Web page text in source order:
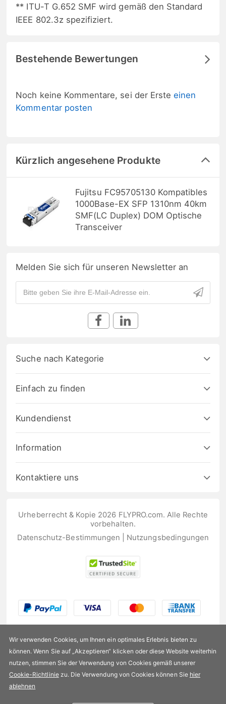
US$10,99
** ITU-T G.652 SMF wird gemäß den Standard
IEEE 802.3z spezifiziert.
Bestehende Bewertungen
Noch keine Kommentare, sei der Ersteeinen
Kommentar posten
Kürzlich angesehene Produkte
Fujitsu FC95705130 Kompatibles
1000Base-EX SFP 1310nm 40km
SMF(LC Duplex) DOM Optische
Transceiver
Melden Sie sich für unseren Newsletter an
Suche nach Kategorie
Einfach zu finden
Kundendienst
Information
Kontaktiere uns
Urheberrecht & Kopie 2026 FLYPRO.com. Alle Rechte
vorbehalten.
Datenschutz-Bestimmungen
Nutzungsbedingungen
Wir verwenden Cookies, um Ihnen ein optimales Erlebnis bieten zu
können. Wenn Sie auf „Akzeptieren“ klicken oder diese Website weiterhin
nutzen, stimmen Sie der Verwendung von Cookies gemäß unserer
Cookie-Richtliniezu. Die Verwendung von Cookies können Sie hier
ablehnen